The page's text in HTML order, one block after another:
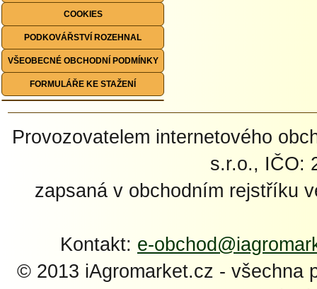
COOKIES
PODKOVÁŘSTVÍ ROZEHNAL
VŠEOBECNÉ OBCHODNÍ PODMÍNKY
FORMULÁŘE KE STAŽENÍ
Provozovatelem internetového
s.r.o., IČO:
zapsaná v obchodním rejstříku
Kontakt: e-
© 2013 iAgromarket.cz - všechna